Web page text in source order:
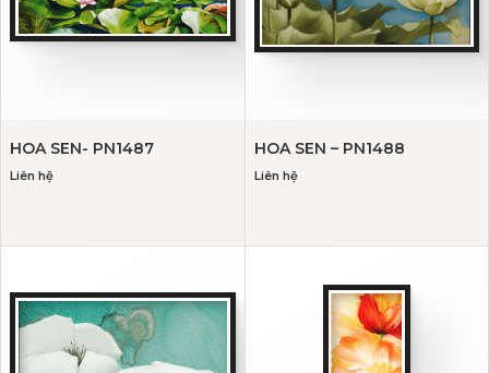
HOA SEN- PN1487
Liên hệ
HOA SEN – PN1488
Liên hệ